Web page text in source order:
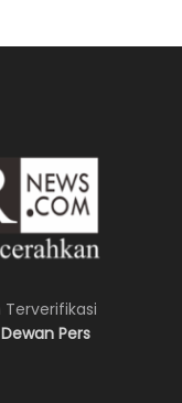
Terverifikasi
Dewan Pers